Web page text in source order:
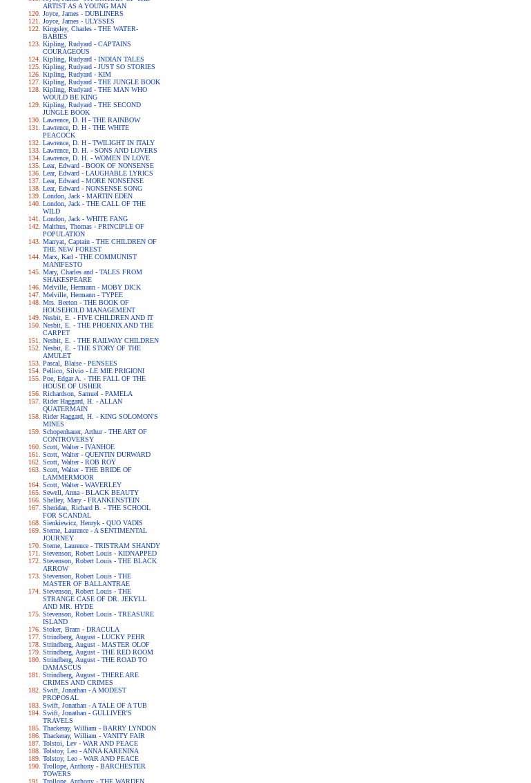
ARTIST AS A YOUNG MAN
Joyce, James - DUBLINERS
Joyce, James - ULYSSES
Kingsley, Charles - THE WATER-
BABIES
Kipling, Rudyard - CAPTAINS
COURAGEOUS
Kipling, Rudyard - INDIAN TALES
Kipling, Rudyard - JUST SO STORIES
Kipling, Rudyard - KIM
Kipling, Rudyard - THE JUNGLE BOOK
Kipling, Rudyard - THE MAN WHO
WOULD BE KING
Kipling, Rudyard - THE SECOND
JUNGLE BOOK
Lawrence, D. H - THE RAINBOW
Lawrence, D. H - THE WHITE
PEACOCK
Lawrence, D. H - TWILIGHT IN ITALY
Lawrence, D. H. - SONS AND LOVERS
Lawrence, D. H. - WOMEN IN LOVE
Lear, Edward - BOOK OF NONSENSE
Lear, Edward - LAUGHABLE LYRICS
Lear, Edward - MORE NONSENSE
Lear, Edward - NONSENSE SONG
London, Jack - MARTIN EDEN
London, Jack - THE CALL OF THE
WILD
London, Jack - WHITE FANG
Malthus, Thomas - PRINCIPLE OF
POPULATION
Marryat, Captain - THE CHILDREN OF
THE NEW FOREST
Marx, Karl - THE COMMUNIST
MANIFESTO
Mary, Charles and - TALES FROM
SHAKESPEARE
Melville, Hermann - MOBY DICK
Melville, Hermann - TYPEE
Mrs. Beeton - THE BOOK OF
HOUSEHOLD MANAGEMENT
Nesbit, E. - FIVE CHILDREN AND IT
Nesbit, E. - THE PHOENIX AND THE
CARPET
Nesbit, E. - THE RAILWAY CHILDREN
Nesbit, E. - THE STORY OF THE
AMULET
Pascal, Blaise - PENSEES
Pellico, Silvio - LE MIE PRIGIONI
Poe, Edgar A. - THE FALL OF THE
HOUSE OF USHER
Richardson, Samuel - PAMELA
Rider Haggard, H. - ALLAN
QUATERMAIN
Rider Haggard, H. - KING SOLOMON'S
MINES
Schopenhauer, Arthur - THE ART OF
CONTROVERSY
Scott, Walter - IVANHOE
Scott, Walter - QUENTIN DURWARD
Scott, Walter - ROB ROY
Scott, Walter - THE BRIDE OF
LAMMERMOOR
Scott, Walter - WAVERLEY
Sewell, Anna - BLACK BEAUTY
Shelley, Mary - FRANKENSTEIN
Sheridan, Richard B. - THE SCHOOL
FOR SCANDAL
Sienkiewicz, Henryk - QUO VADIS
Sterne, Laurence - A SENTIMENTAL
JOURNEY
Sterne, Laurence - TRISTRAM SHANDY
Stevenson, Robert Louis - KIDNAPPED
Stevenson, Robert Louis - THE BLACK
ARROW
Stevenson, Robert Louis - THE
MASTER OF BALLANTRAE
Stevenson, Robert Louis - THE
STRANGE CASE OF DR. JEKYLL
AND MR. HYDE
Stevenson, Robert Louis - TREASURE
ISLAND
Stoker, Bram - DRACULA
Strindberg, August - LUCKY PEHR
Strindberg, August - MASTER OLOF
Strindberg, August - THE RED ROOM
Strindberg, August - THE ROAD TO
DAMASCUS
Strindberg, August - THERE ARE
CRIMES AND CRIMES
Swift, Jonathan - A MODEST
PROPOSAL
Swift, Jonathan - A TALE OF A TUB
Swift, Jonathan - GULLIVER'S
TRAVELS
Thackeray, William - BARRY LYNDON
Thackeray, William - VANITY FAIR
Tolstoi, Lev - WAR AND PEACE
Tolstoy, Leo - ANNA KARENINA
Tolstoy, Leo - WAR AND PEACE
Trollope, Anthony - BARCHESTER
TOWERS
Trollope, Anthony - THE WARDEN